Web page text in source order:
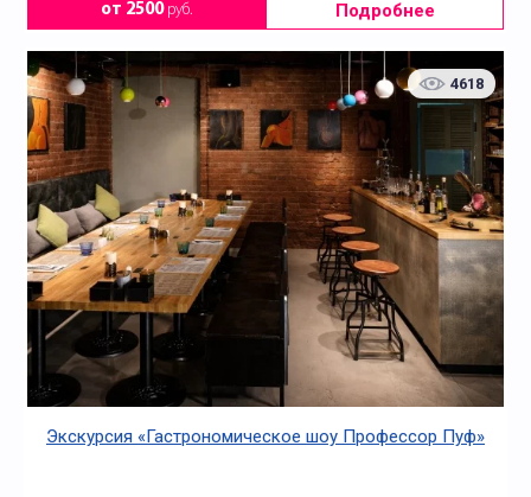
от 2500руб. Подробнее
4618
Экскурсия «Гастрономическое шоу Профессор Пуф»